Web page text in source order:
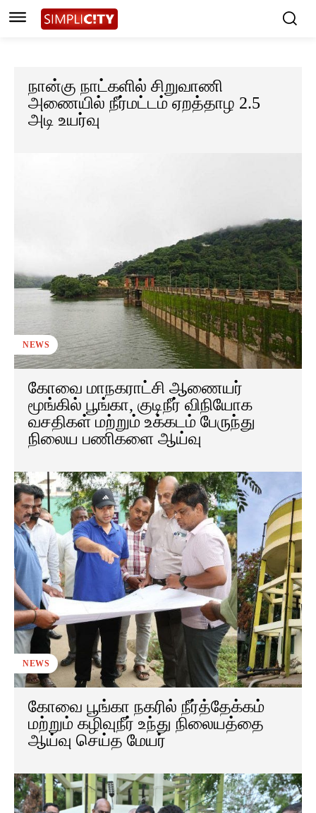
நான்கு நாட்களில் சிறுவாணி
அணையில் நீர்மட்டம் ஏறத்தாழ 2.5
அடி உயர்வு
NEWS
கோவை மாநகராட்சி ஆணையர்
மூங்கில் பூங்கா, குடிநீர் விநியோக
வசதிகள் மற்றும் உக்கடம் பேருந்து
நிலைய பணிகளை ஆய்வு
NEWS
கோவை பூங்கா நகரில் நீர்த்தேக்கம்
மற்றும் கழிவுநீர் உந்து நிலையத்தை
ஆய்வு செய்த மேயர்